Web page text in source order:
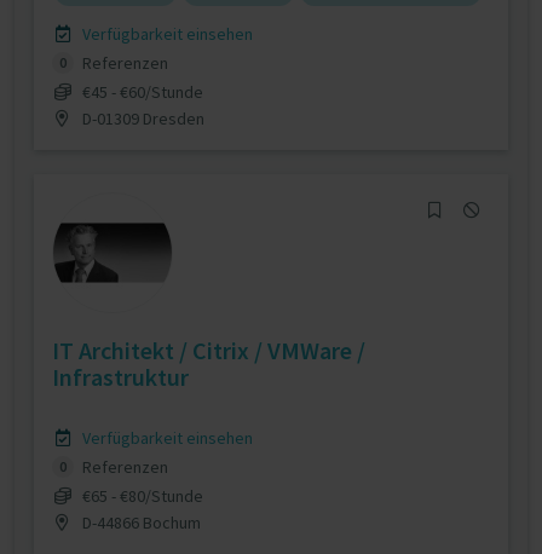
Verfügbarkeit einsehen
0
Referenzen
€45 - €60/Stunde
D-01309 Dresden
IT Architekt / Citrix / VMWare /
Infrastruktur
Verfügbarkeit einsehen
0
Referenzen
€65 - €80/Stunde
D-44866 Bochum